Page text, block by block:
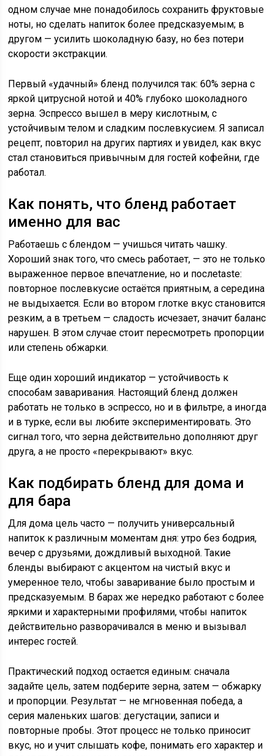
одном случае мне понадобилось сохранить фруктовые
ноты, но сделать напиток более предсказуемым; в
другом — усилить шоколадную базу, но без потери
скорости экстракции.
Первый «удачный» бленд получился так: 60% зерна с
яркой цитрусной нотой и 40% глубоко шоколадного
зерна. Эспрессо вышел в меру кислотным, с
устойчивым телом и сладким послевкусием. Я записал
рецепт, повторил на других партиях и увидел, как вкус
стал становиться привычным для гостей кофейни, где
работал.
Как понять, что бленд работает
именно для вас
Работаешь с блендом — учишься читать чашку.
Хороший знак того, что смесь работает, — это не только
выраженное первое впечатление, но и послеtaste:
повторное послевкусие остаётся приятным, а середина
не выдыхается. Если во втором глотке вкус становится
резким, а в третьем — сладость исчезает, значит баланс
нарушен. В этом случае стоит пересмотреть пропорции
или степень обжарки.
Еще один хороший индикатор — устойчивость к
способам заваривания. Настоящий бленд должен
работать не только в эспрессо, но и в фильтре, а иногда
и в турке, если вы любите экспериментировать. Это
сигнал того, что зерна действительно дополняют друг
друга, а не просто «перекрывают» вкус.
Как подбирать бленд для дома и
для бара
Для дома цель часто — получить универсальный
напиток к различным моментам дня: утро без бодрия,
вечер с друзьями, дождливый выходной. Такие
бленды выбирают с акцентом на чистый вкус и
умеренное тело, чтобы заваривание было простым и
предсказуемым. В барах же нередко работают с более
яркими и характерными профилями, чтобы напиток
действительно разворачивался в меню и вызывал
интерес гостей.
Практический подход остается единым: сначала
задайте цель, затем подберите зерна, затем — обжарку
и пропорции. Результат — не мгновенная победа, а
серия маленьких шагов: дегустации, записи и
повторные пробы. Этот процесс не только приносит
вкус, но и учит слышать кофе, понимать его характер и